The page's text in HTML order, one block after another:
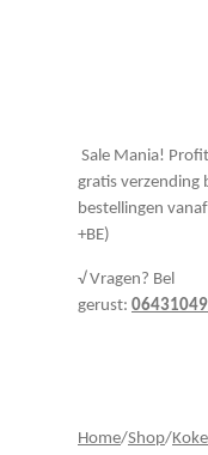
Sale Mania!
gratis verzending
bestellingen
+BE)
√ Vragen? Bel
gerust:
Home/Shop/